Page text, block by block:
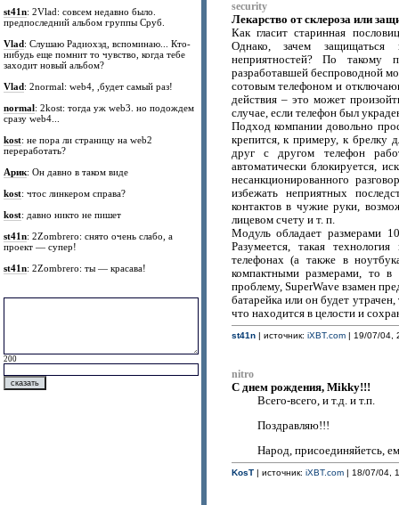
st41n: 2Vlad: совсем недавно было.
предпоследний альбом группы Сруб.
Vlad: Слушаю Радиохэд, вспоминаю... Кто-
нибудь еще помнит то чувство, когда тебе
заходит новый альбом?
Vlad: 2normal: web4, ,будет самый раз!
normal: 2kost: тогда уж web3. но подождем
сразу web4...
kost: не пора ли страницу на web2
переработать?
Арик: Он давно в таком виде
kost: чтос линкером справа?
kost: давно никто не пишет
st41n: 2Zombrero: снято очень слабо, а
проект — супер!
st41n: 2Zombrero: ты — красава!
200
security
Лекарство от склероза или
Как гласит старинная
Однако, зачем защищаться
неприятностей? По такому
разработавшей беспроводной
сотовым телефоном и
действия – это может
случае, если телефон был
Подход компании довольно
крепится, к примеру, к брелку
друг с другом телефон
автоматически блокируется,
несанкционированного
избежать неприятных
контактов в чужие руки,
лицевом счету и т. п.
Модуль обладает размерами
Разумеется, такая
телефонах (а также в
компактными размерами, то
проблему, SuperWave взамен
батарейка или он будет
что находится в целости и
st41n| источник: iXBT.com| 19/07/04,
nitro
С днем рождения, Mikky!!!
Всего-всего, и т.д. и т.п.
Поздравляю!!!
Народ, присоединяйетсь,
KosT| источник: iXBT.com| 18/07/04,